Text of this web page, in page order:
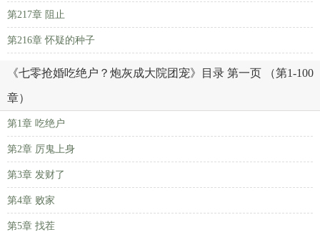
第217章 阻止
第216章 怀疑的种子
《七零抢婚吃绝户？炮灰成大院团宠》目录 第一页 （第1-100
章）
第1章 吃绝户
第2章 厉鬼上身
第3章 发财了
第4章 败家
第5章 找茬